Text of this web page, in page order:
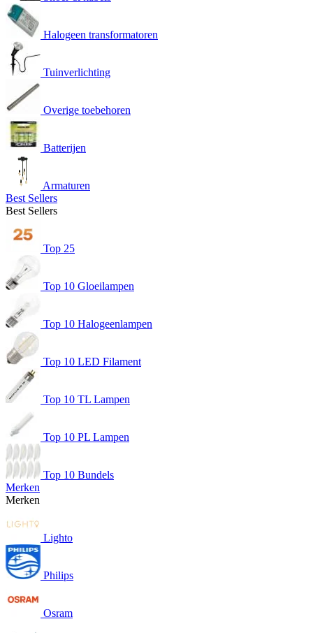
Halogeen transformatoren
Tuinverlichting
Overige toebehoren
Batterijen
Armaturen
Best Sellers
Best Sellers
Top 25
Top 10 Gloeilampen
Top 10 Halogeenlampen
Top 10 LED Filament
Top 10 TL Lampen
Top 10 PL Lampen
Top 10 Bundels
Merken
Merken
Lighto
Philips
Osram